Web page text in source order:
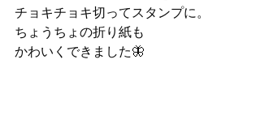
チョキチョキ切ってスタンプに。
ちょうちょの折り紙も
かわいくできました🦋